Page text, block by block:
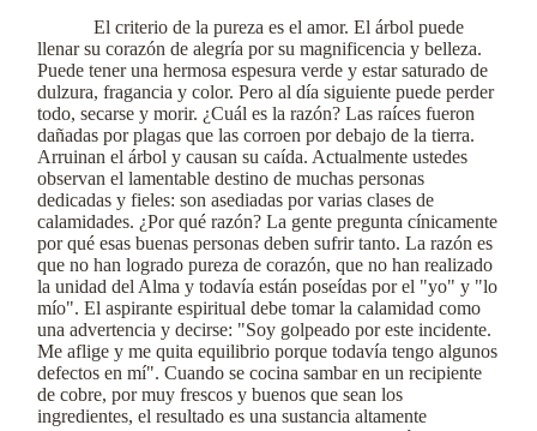
El criterio de la pureza es el amor. El árbol puede
llenar su corazón de alegría por su magnificencia y belleza.
Puede tener una hermosa espesura verde y estar saturado de
dulzura, fragancia y color. Pero al día siguiente puede perder
todo, secarse y morir. ¿Cuál es la razón? Las raíces fueron
dañadas por plagas que las corroen por debajo de la tierra.
Arruinan el árbol y causan su caída. Actualmente ustedes
observan el lamentable destino de muchas personas
dedicadas y fieles: son asediadas por varias clases de
calamidades. ¿Por qué razón? La gente pregunta cínicamente
por qué esas buenas personas deben sufrir tanto. La razón es
que no han logrado pureza de corazón, que no han realizado
la unidad del Alma y todavía están poseídas por el "yo" y "lo
mío". El aspirante espiritual debe tomar la calamidad como
una advertencia y decirse: "Soy golpeado por este incidente.
Me aflige y me quita equilibrio porque todavía tengo algunos
defectos en mí". Cuando se cocina sambar en un recipiente
de cobre, por muy frescos y buenos que sean los
ingredientes, el resultado es una sustancia altamente